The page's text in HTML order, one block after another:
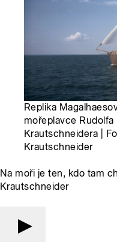
Replika
mořeplavce Rudolfa
Krautschneidera |
Krautschneider
Na moři je ten, kdo tam
Krautschneider